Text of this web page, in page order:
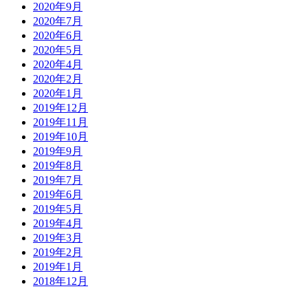
2020年9月
2020年7月
2020年6月
2020年5月
2020年4月
2020年2月
2020年1月
2019年12月
2019年11月
2019年10月
2019年9月
2019年8月
2019年7月
2019年6月
2019年5月
2019年4月
2019年3月
2019年2月
2019年1月
2018年12月